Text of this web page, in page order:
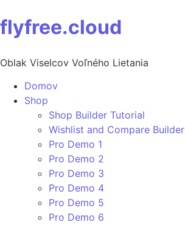
Preskočiť
na
flyfree.cloud
Oblak Viselcov Voľného Lietania
Domov
Shop
Shop Builder Tutorial
Wishlist and Compare Builder
Pro Demo 1
Pro Demo 2
Pro Demo 3
Pro Demo 4
Pro Demo 5
Pro Demo 6